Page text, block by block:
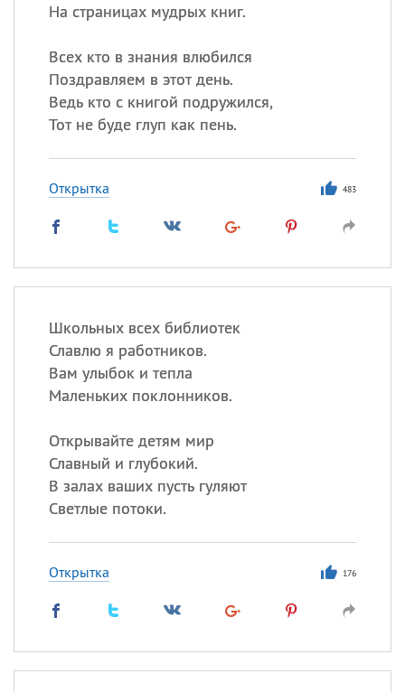
На страницах мудрых книг.
Всех кто в знания влюбился
Поздравляем в этот день.
Ведь кто с книгой подружился,
Тот не буде глуп как пень.
Открытка 483
Школьных всех библиотек
Славлю я работников.
Вам улыбок и тепла
Маленьких поклонников.
Открывайте детям мир
Славный и глубокий.
В залах ваших пусть гуляют
Светлые потоки.
Открытка 176